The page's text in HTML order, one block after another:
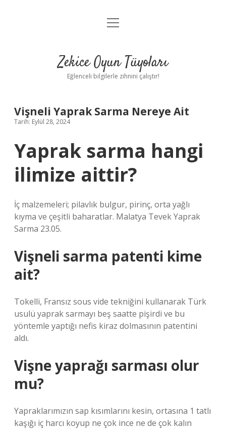
Anasayfa
Yasal Uyarı
menüyü
Zekice Oyun Tüyoları
Eğlenceli bilgilerle zihnini çalıştır!
Vişneli Yaprak Sarma Nereye Ait
Tarih: Eylül 28, 2024
Yaprak sarma hangi
ilimize aittir?
İç malzemeleri; pilavlık bulgur, pirinç, orta yağlı
kıyma ve çeşitli baharatlar. Malatya Tevek Yaprak
Sarma 23.05.
Vişneli sarma patenti kime
ait?
Tokelli, Fransız sous vide tekniğini kullanarak Türk
usulü yaprak sarmayı beş saatte pişirdi ve bu
yöntemle yaptığı nefis kiraz dolmasının patentini
aldı.
Vişne yaprağı sarması olur
mu?
Yapraklarımızın sap kısımlarını kesin, ortasına 1 tatlı
kaşığı iç harcı koyup ne çok ince ne de çok kalın